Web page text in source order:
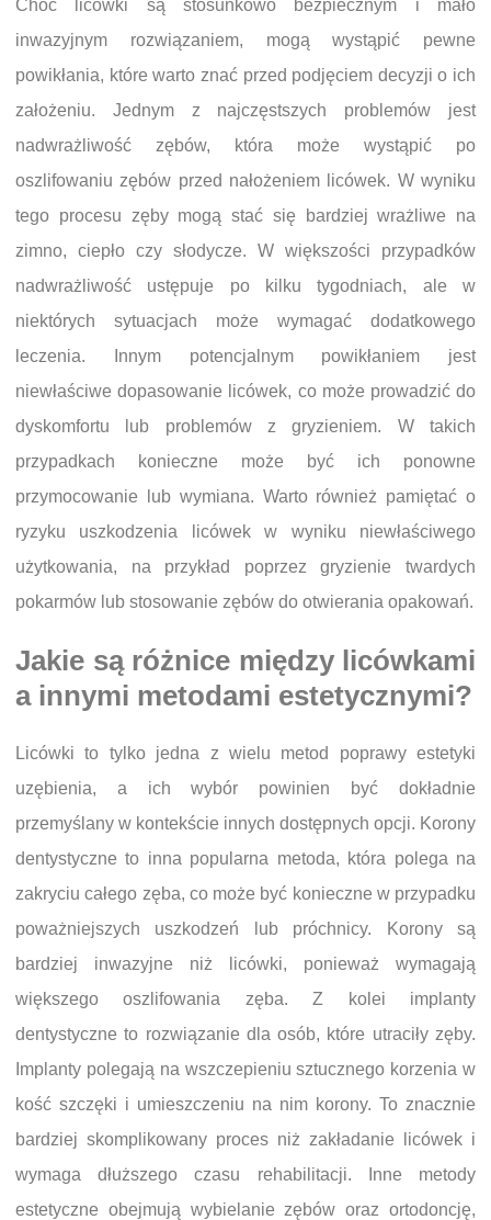
Choć licówki są stosunkowo bezpiecznym i mało
inwazyjnym rozwiązaniem, mogą wystąpić pewne
powikłania, które warto znać przed podjęciem decyzji o ich
założeniu. Jednym z najczęstszych problemów jest
nadwrażliwość zębów, która może wystąpić po
oszlifowaniu zębów przed nałożeniem licówek. W wyniku
tego procesu zęby mogą stać się bardziej wrażliwe na
zimno, ciepło czy słodycze. W większości przypadków
nadwrażliwość ustępuje po kilku tygodniach, ale w
niektórych sytuacjach może wymagać dodatkowego
leczenia. Innym potencjalnym powikłaniem jest
niewłaściwe dopasowanie licówek, co może prowadzić do
dyskomfortu lub problemów z gryzieniem. W takich
przypadkach konieczne może być ich ponowne
przymocowanie lub wymiana. Warto również pamiętać o
ryzyku uszkodzenia licówek w wyniku niewłaściwego
użytkowania, na przykład poprzez gryzienie twardych
pokarmów lub stosowanie zębów do otwierania opakowań.
Jakie są różnice między licówkami
a innymi metodami estetycznymi?
Licówki to tylko jedna z wielu metod poprawy estetyki
uzębienia, a ich wybór powinien być dokładnie
przemyślany w kontekście innych dostępnych opcji. Korony
dentystyczne to inna popularna metoda, która polega na
zakryciu całego zęba, co może być konieczne w przypadku
poważniejszych uszkodzeń lub próchnicy. Korony są
bardziej inwazyjne niż licówki, ponieważ wymagają
większego oszlifowania zęba. Z kolei implanty
dentystyczne to rozwiązanie dla osób, które utraciły zęby.
Implanty polegają na wszczepieniu sztucznego korzenia w
kość szczęki i umieszczeniu na nim korony. To znacznie
bardziej skomplikowany proces niż zakładanie licówek i
wymaga dłuższego czasu rehabilitacji. Inne metody
estetyczne obejmują wybielanie zębów oraz ortodoncję,